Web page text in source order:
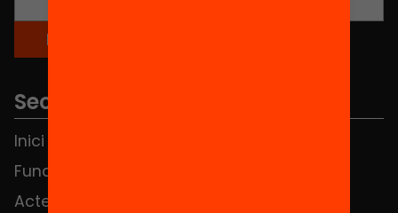
Seccions
Inici
Fundació
Actes